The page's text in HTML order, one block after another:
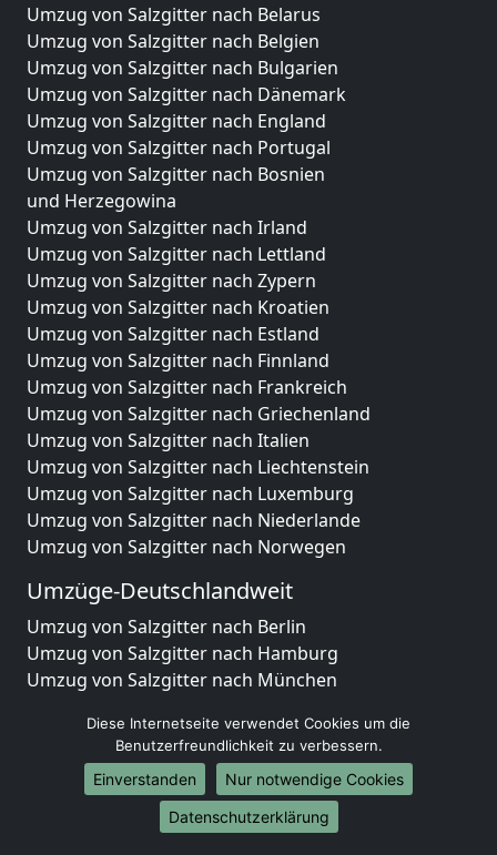
Umzug von Salzgitter nach Belarus
Umzug von Salzgitter nach Belgien
Umzug von Salzgitter nach Bulgarien
Umzug von Salzgitter nach Dänemark
Umzug von Salzgitter nach England
Umzug von Salzgitter nach Portugal
Umzug von Salzgitter nach Bosnien
und Herzegowina
Umzug von Salzgitter nach Irland
Umzug von Salzgitter nach Lettland
Umzug von Salzgitter nach Zypern
Umzug von Salzgitter nach Kroatien
Umzug von Salzgitter nach Estland
Umzug von Salzgitter nach Finnland
Umzug von Salzgitter nach Frankreich
Umzug von Salzgitter nach Griechenland
Umzug von Salzgitter nach Italien
Umzug von Salzgitter nach Liechtenstein
Umzug von Salzgitter nach Luxemburg
Umzug von Salzgitter nach Niederlande
Umzug von Salzgitter nach Norwegen
Umzüge-Deutschlandweit
Umzug von Salzgitter nach Berlin
Umzug von Salzgitter nach Hamburg
Umzug von Salzgitter nach München
Umzug von Salzgitter nach Frankfurt am Main
Umzug von Salzgitter nach Stuttgart
Umzug von Salzgitter nach Düsseldorf
Umzug von Salzgitter nach Leipzig
Umzug von Salzgitter nach Dortmund
Diese Internetseite verwendet Cookies um die
Benutzerfreundlichkeit zu verbessern.
Einverstanden
Nur notwendige Cookies
Datenschutzerklärung